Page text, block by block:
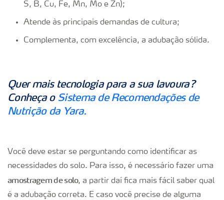
S, B, Cu, Fe, Mn, Mo e Zn);
Atende às principais demandas de cultura;
Complementa, com excelência, a adubação sólida.
Quer mais tecnologia para a sua lavoura?
Conheça oSistema de Recomendações de
Nutrição da Yara.
Você deve estar se perguntando como identificar as
necessidades do solo. Para isso, é necessário fazer uma
amostragem de solo, a partir daí fica mais fácil saber qual
é a adubação correta. E caso você precise de alguma